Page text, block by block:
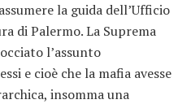
la guida dell’Ufficio
di Palermo. La Suprema
l’assunto
e cioè che la mafia avesse
insomma una